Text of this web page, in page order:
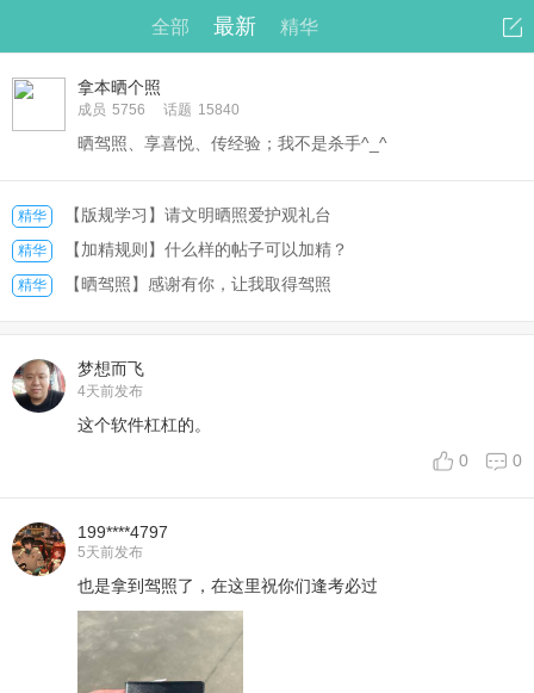
全部 最新 精华
拿本晒个照
成员 5756 话题 15840
晒驾照、享喜悦、传经验；我不是杀手^_^
精华 【版规学习】请文明晒照爱护观礼台
精华 【加精规则】什么样的帖子可以加精？
精华 【晒驾照】感谢有你，让我取得驾照
梦想而飞
4天前发布
这个软件杠杠的。
0
0
199****4797
5天前发布
也是拿到驾照了，在这里祝你们逢考必过